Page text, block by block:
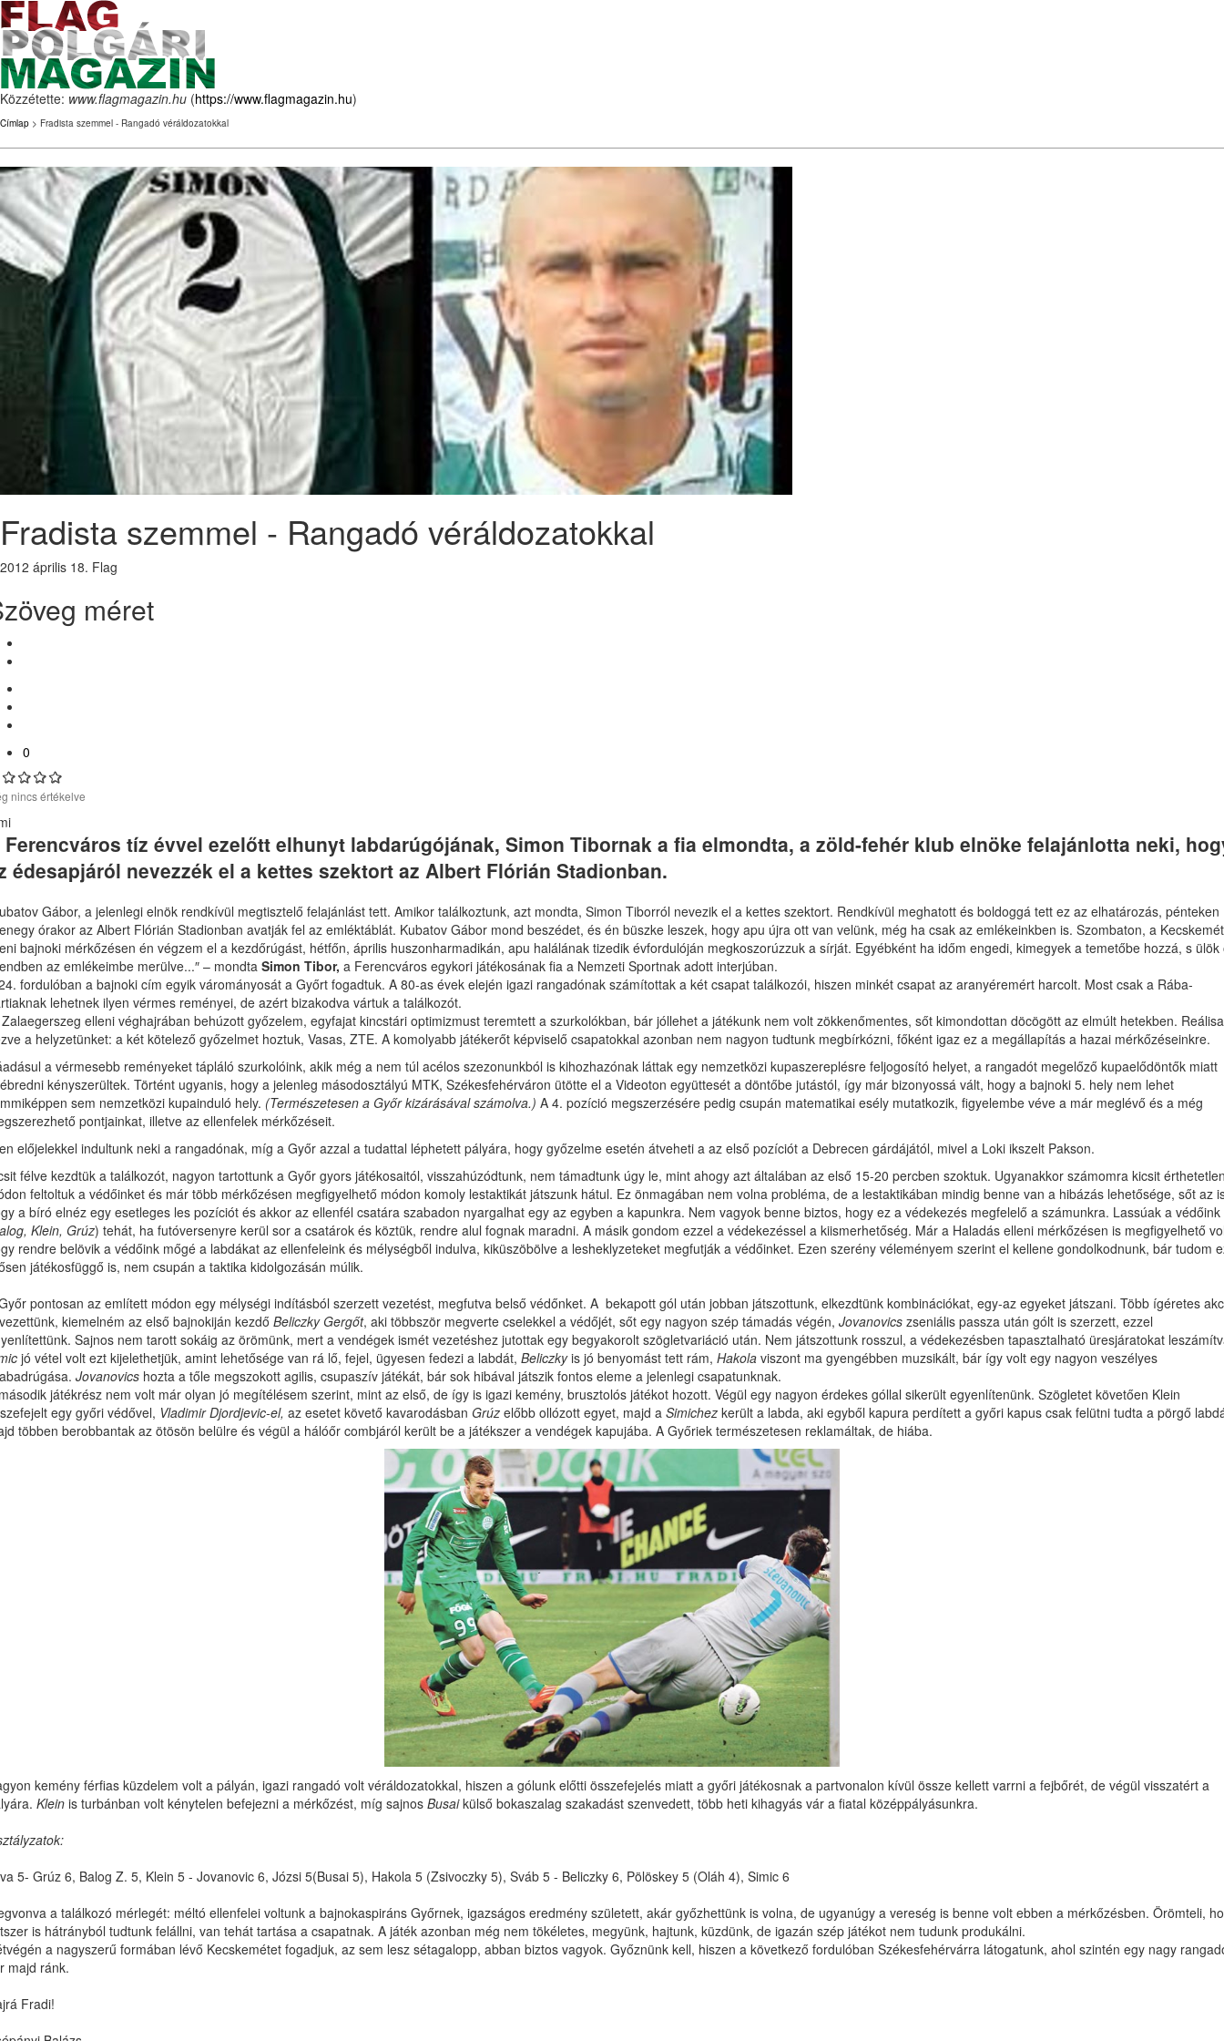
Közzétette: www.flagmagazin.hu (https://www.flagmagazin.hu)
Címlap > Fradista szemmel - Rangadó véráldozatokkal
Fradista szemmel - Rangadó véráldozatokkal
2012 április 18. Flag
méret
0
nincs értékelve
Ferencváros tíz évvel ezelőtt elhunyt labdarúgójának, Simon Tibornak a fia elmondta, a zöld-fehér klub elnöke felajánlotta neki,
édesapjáról nevezzék el a kettes szektort az Albert Flórián Stadionban.
Gábor, a jelenlegi elnök rendkívül megtisztelő felajánlást tett. Amikor találkoztunk, azt mondta, Simon Tiborról nevezik el a kettes szektort. Rendkívül meghatott és boldoggá tett ez az elhatározás, pénteken
órakor az Albert Flórián Stadionban avatják fel az emléktáblát. Kubatov Gábor mond beszédet, és én büszke leszek, hogy apu újra ott van velünk, még ha csak az emlékeinkben is. Szombaton, a Kecskemét
bajnoki mérkőzésen én végzem el a kezdőrúgást, hétfőn, április huszonharmadikán, apu halálának tizedik évfordulóján megkoszorúzzuk a sírját. Egyébként ha időm engedi, kimegyek a temetőbe hozzá, s ülök
az emlékeimbe merülve...″ – mondta Simon Tibor, a Ferencváros egykori játékosának fia a Nemzeti Sportnak adott interjúban.
fordulóban a bajnoki cím egyik várományosát a Győrt fogadtuk. A 80-as évek elején igazi rangadónak számítottak a két csapat találkozói, hiszen minkét csapat az aranyéremért harcolt. Most csak a Rába-
lehetnek ilyen vérmes reményei, de azért bizakodva vártuk a találkozót.
elleni véghajrában behúzott győzelem, egyfajat kincstári optimizmust teremtett a szurkolókban, bár jóllehet a játékunk nem volt zökkenőmentes, sőt kimondottan döcögött az elmúlt hetekben.
a helyzetünket: a két kötelező győzelmet hoztuk, Vasas, ZTE. A komolyabb játékerőt képviselő csapatokkal azonban nem nagyon tudtunk megbírkózni, főként igaz ez a megállapítás a hazai mérkőzéseinkre.
a vérmesebb reményeket tápláló szurkolóink, akik még a nem túl acélos szezonunkból is kihozhazónak láttak egy nemzetközi kupaszereplésre feljogosító helyet, a rangadót megelőző kupaelődöntők miatt
kényszerültek. Történt ugyanis, hogy a jelenleg másodosztályú MTK, Székesfehérváron ütötte el a Videoton együttesét a döntőbe jutástól, így már bizonyossá vált, hogy a bajnoki 5. hely nem lehet
sem nemzetközi kupainduló hely. (Természetesen a Győr kizárásával számolva.) A 4. pozíció megszerzésére pedig csupán matematikai esély mutatkozik, figyelembe véve a már meglévő és a még
pontjainkat, illetve az ellenfelek mérkőzéseit.
előjelekkel indultunk neki a rangadónak, míg a Győr azzal a tudattal léphetett pályára, hogy győzelme esetén átveheti a az első pozíciót a Debrecen gárdájától, mivel a Loki ikszelt Pakson.
félve kezdtük a találkozót, nagyon tartottunk a Győr gyors játékosaitól, visszahúzódtunk, nem támadtunk úgy le, mint ahogy azt általában az első 15-20 percben szoktuk. Ugyanakkor számomra kicsit
feltoltuk a védőinket és már több mérkőzésen megfigyelhető módon komoly lestaktikát játszunk hátul. Ez önmagában nem volna probléma, de a lestaktikában mindig benne van a hibázás lehetősége, sőt az
a bíró elnéz egy esetleges les pozíciót és akkor az ellenfél csatára szabadon nyargalhat egy az egyben a kapunkra. Nem vagyok benne biztos, hogy ez a védekezés megfelelő a számunkra. Lassúak a védőink
Klein, Grúz) tehát, ha futóversenyre kerül sor a csatárok és köztük, rendre alul fognak maradni. A másik gondom ezzel a védekezéssel a kiismerhetőség. Már a Haladás elleni mérkőzésen is megfigyelhető
rendre belövik a védőink mőgé a labdákat az ellenfeleink és mélységből indulva, kiküszöbölve a lesheklyzeteket megfutják a védőinket. Ezen szerény véleményem szerint el kellene gondolkodnunk, bár tudom
játékosfüggő is, nem csupán a taktika kidolgozásán múlik.
pontosan az említett módon egy mélységi indításból szerzett vezetést, megfutva belső védőnket. A bekapott gól után jobban játszottunk, elkezdtünk kombinációkat, egy-az egyeket játszani. Több ígéretes
kiemelném az első bajnokiján kezdő Beliczky Gergőt, aki többször megverte cselekkel a védőjét, sőt egy nagyon szép támadás végén, Jovanovics zseniális passza után gólt is szerzett, ezzel
Sajnos nem tarott sokáig az örömünk, mert a vendégek ismét vezetéshez jutottak egy begyakorolt szögletvariáció után. Nem játszottunk rosszul, a védekezésben tapasztalható üresjáratokat
jó vétel volt ezt kijelethetjük, amint lehetősége van rá lő, fejel, ügyesen fedezi a labdát, Beliczkyis jó benyomást tett rám, Hakola viszont ma gyengébben muzsikált, bár így volt egy nagyon veszélyes
Jovanovics hozta a tőle megszokott agilis, csupaszív játékát, bár sok hibával játszik fontos eleme a jelenlegi csapatunknak.
játékrész nem volt már olyan jó megítélésem szerint, mint az első, de így is igazi kemény, brusztolós játékot hozott. Végül egy nagyon érdekes góllal sikerült egyenlítenünk. Szögletet követően Klein
egy győri védővel, Vladimir Djordjevic-el, az esetet követő kavarodásban Grúz előbb ollózott egyet, majd a Simichez került a labda, aki egyből kapura perdített a győri kapus csak felütni tudta a pörgő
többen berobbantak az ötösön belülre és végül a hálóőr combjáról került be a játékszer a vendégek kapujába. A Győriek természetesen reklamáltak, de hiába.
kemény férfias küzdelem volt a pályán, igazi rangadó volt véráldozatokkal, hiszen a gólunk előtti összefejelés miatt a győri játékosnak a partvonalon kívül össze kellett varrni a fejbőrét, de végül visszatért a
Klein is turbánban volt kénytelen befejezni a mérkőzést, míg sajnos Busaikülső bokaszalag szakadást szenvedett, több heti kihagyás vár a fiatal középpályásunkra.
5- Grúz 6, Balog Z. 5, Klein 5 - Jovanovic 6, Józsi 5(Busai 5), Hakola 5 (Zsivoczky 5), Sváb 5 - Beliczky 6, Pölöskey 5 (Oláh 4), Simic 6
a találkozó mérlegét: méltó ellenfelei voltunk a bajnokaspiráns Győrnek, igazságos eredmény született, akár győzhettünk is volna, de ugyanúgy a vereség is benne volt ebben a mérkőzésben. Örömteli,
is hátrányból tudtunk felállni, van tehát tartása a csapatnak. A játék azonban még nem tökéletes, megyünk, hajtunk, küzdünk, de igazán szép játékot nem tudunk produkálni.
a nagyszerű formában lévő Kecskemétet fogadjuk, az sem lesz sétagalopp, abban biztos vagyok. Győznünk kell, hiszen a következő fordulóban Székesfehérvárra látogatunk, ahol szintén egy nagy
majd ránk.
Fradi!